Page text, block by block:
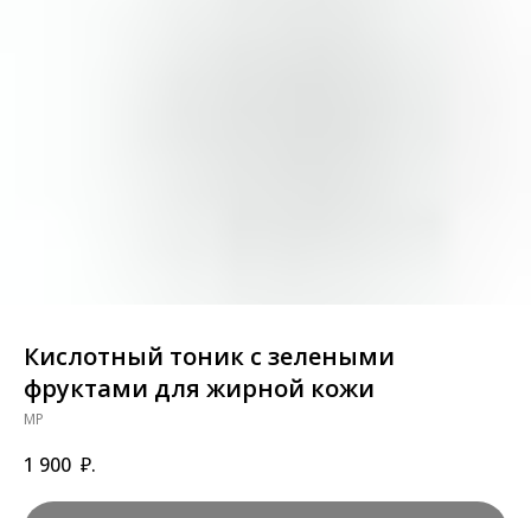
Кислотный тоник с зелеными
фруктами для жирной кожи
MP
1 900 ₽.